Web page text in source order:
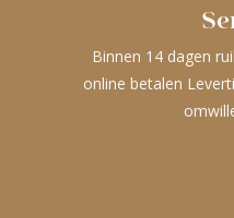
Binnen 14 dagen
online betalen